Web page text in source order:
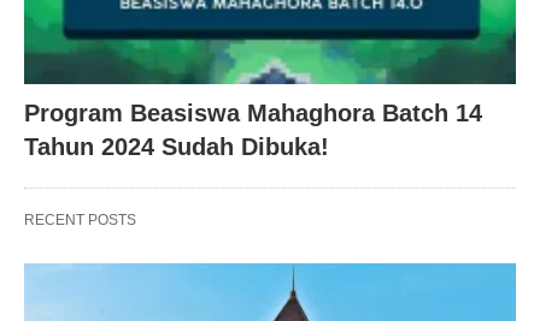
Program Beasiswa Mahaghora Batch 14
Tahun 2024 Sudah Dibuka!
RECENT POSTS